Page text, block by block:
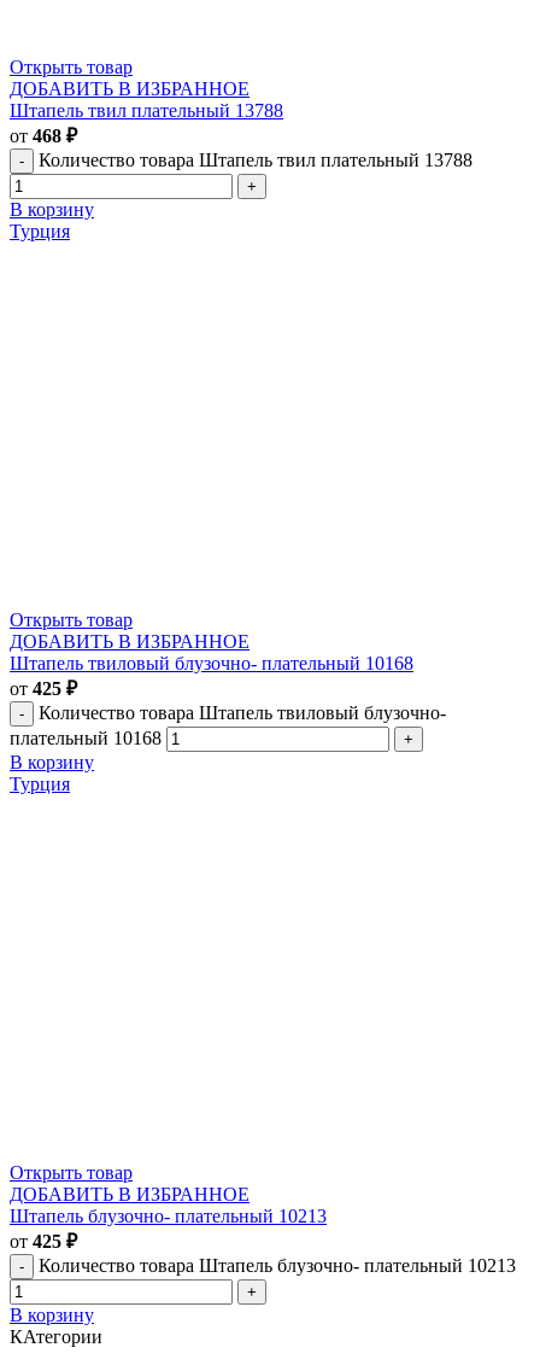
Открыть товар
ДОБАВИТЬ В ИЗБРАННОЕ
Штапель твил плательный 13788
от 468 ₽
Количество товара Штапель твил плательный 13788
В корзину
Турция
Открыть товар
ДОБАВИТЬ В ИЗБРАННОЕ
Штапель твиловый блузочно- плательный 10168
от 425 ₽
Количество товара Штапель твиловый блузочно-
плательный 10168
В корзину
Турция
Открыть товар
ДОБАВИТЬ В ИЗБРАННОЕ
Штапель блузочно- плательный 10213
от 425 ₽
Количество товара Штапель блузочно- плательный 10213
В корзину
КАтегории